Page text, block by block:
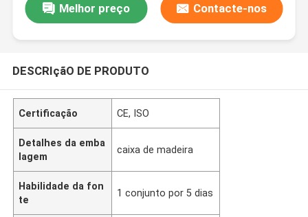
Melhor preço Contacte-nos
DESCRIçãO DE PRODUTO
Certificação CE, ISO
Detalhes da emba
lagem
caixa de madeira
Habilidade da fon
te
1 conjunto por 5 dias